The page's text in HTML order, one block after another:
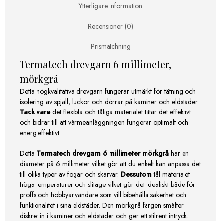
Ytterligare information
Recensioner (0)
Prismatchning
Termatech drevgarn 6 millimeter,
mörkgrå
Detta högkvalitativa drevgarn fungerar utmärkt för tätning och
isolering av spjäll, luckor och dörrar på kaminer och eldstäder.
Tack vare det flexibla och tåliga materialet tätar det effektivt
och bidrar till att värmeanläggningen fungerar optimalt och
energieffektivt.
Detta Termatech drevgarn 6 millimeter mörkgrå har en
diameter på 6 millimeter vilket gör att du enkelt kan anpassa det
till olika typer av fogar och skarvar. Dessutomtål materialet
höga temperaturer och slitage vilket gör det idealiskt både för
proffs och hobbyanvändare som vill bibehålla säkerhet och
funktionalitet i sina eldstäder. Den mörkgrå färgen smälter
diskret in i kaminer och eldstäder och ger ett stilrent intryck.